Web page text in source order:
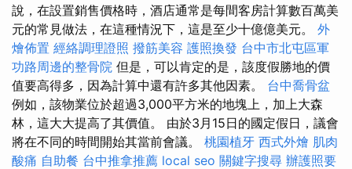
說，在設置銷售價格時，酒店通常是每間客房計算數百萬美
元的常見做法，在這種情況下，這是至少十億億美元。 外
燴佈置 經絡調理證照 撥筋美容 護照換發 台中市北屯區軍
功路周邊的整骨院 但是，可以肯定的是，該度假勝地的價
值要高得多，因為計算中還有許多其他因素。 台中喬骨盆
例如，該物業位於超過3,000平方米的地塊上，加上大森
林，這大大提高了其價值。 由於3月15日的國定假日，議會
將在不同的時間開始其當前會議。 桃園植牙 西式外燴 肌肉
酸痛 自助餐 台中推拿推薦 local seo 關鍵字搜尋 辦護照要